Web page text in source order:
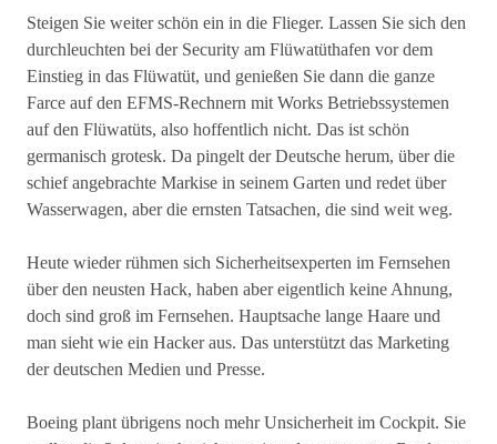
Steigen Sie weiter schön ein in die Flieger. Lassen Sie sich den
durchleuchten bei der Security am Flüwatüthafen vor dem
Einstieg in das Flüwatüt, und genießen Sie dann die ganze
Farce auf den EFMS-Rechnern mit Works Betriebssystemen
auf den Flüwatüts, also hoffentlich nicht. Das ist schön
germanisch grotesk. Da pingelt der Deutsche herum, über die
schief angebrachte Markise in seinem Garten und redet über
Wasserwagen, aber die ernsten Tatsachen, die sind weit weg.
Heute wieder rühmen sich Sicherheitsexperten im Fernsehen
über den neusten Hack, haben aber eigentlich keine Ahnung,
doch sind groß im Fernsehen. Hauptsache lange Haare und
man sieht wie ein Hacker aus. Das unterstützt das Marketing
der deutschen Medien und Presse.
Boeing plant übrigens noch mehr Unsicherheit im Cockpit. Sie